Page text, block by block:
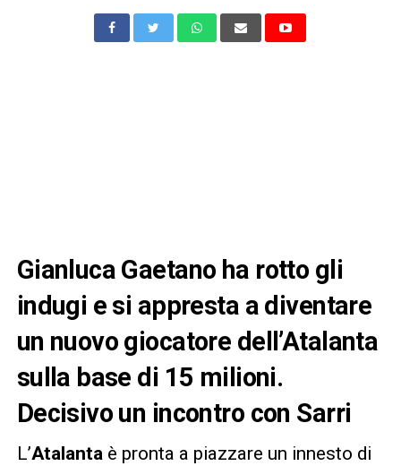
Gianluca Gaetano ha rotto gli
indugi e si appresta a diventare
un nuovo giocatore dell’Atalanta
sulla base di 15 milioni.
Decisivo un incontro con Sarri
L’Atalantaè pronta a piazzare un innesto di